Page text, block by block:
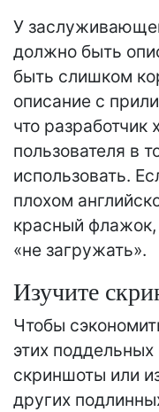
У
должно быть
быть слишком
описание с
что разработчик
пользователя в
использовать.
плохом
красный флажок,
«не загружать».
Изучите
Чтобы
этих
скриншоты или
других